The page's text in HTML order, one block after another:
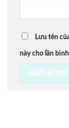
Lưu tên
này cho lần